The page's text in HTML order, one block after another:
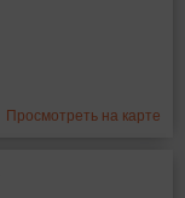
Просмотреть на карте